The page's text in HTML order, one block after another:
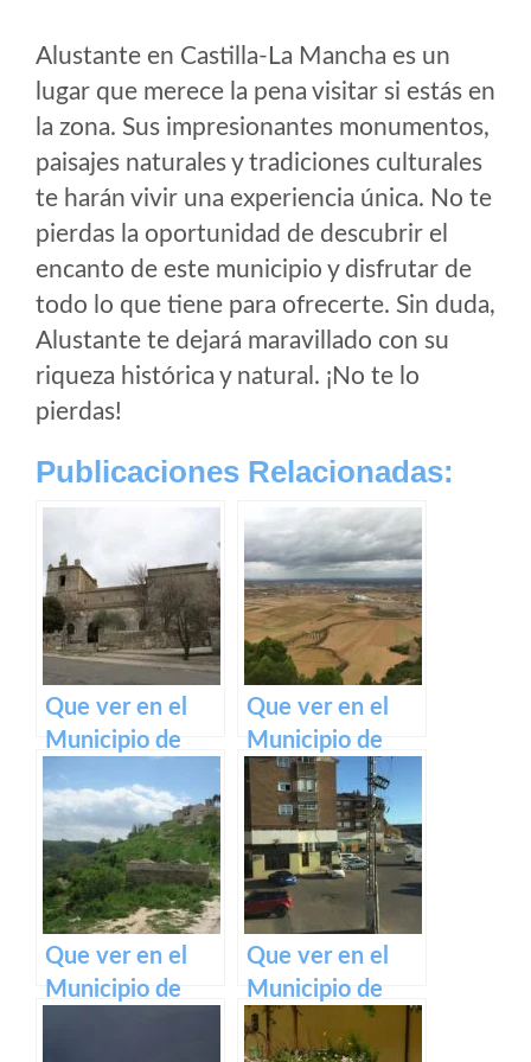
Alustante en Castilla-La Mancha es un
lugar que merece la pena visitar si estás en
la zona. Sus impresionantes monumentos,
paisajes naturales y tradiciones culturales
te harán vivir una experiencia única. No te
pierdas la oportunidad de descubrir el
encanto de este municipio y disfrutar de
todo lo que tiene para ofrecerte. Sin duda,
Alustante te dejará maravillado con su
riqueza histórica y natural. ¡No te lo
pierdas!
Publicaciones Relacionadas:
Que ver en el
Municipio de
Canredondo en
Castilla La
Mancha
Que ver en el
Municipio de
Rebollosa de
Jadraque en
Castilla La
Mancha
Que ver en el
Municipio de
Que ver en el
Municipio de
Olías del Rey en
Castilla La